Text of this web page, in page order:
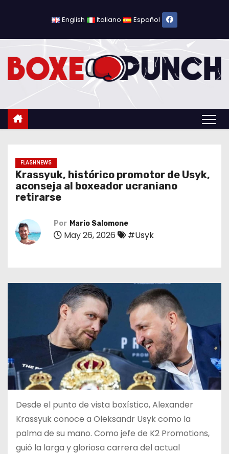
l
English Italiano Español
FLASHNEWS
Krassyuk, histórico promotor de Usyk,
aconseja al boxeador ucraniano
retirarse
Por Mario Salomone
May 26, 2026 #Usyk
Desde el punto de vista boxístico, Alexander
Krassyuk conoce a Oleksandr Usyk como la
palma de su mano. Como jefe de K2 Promotions,
guió la larga y gloriosa carrera del actual